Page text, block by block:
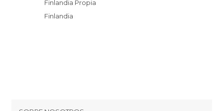
Finlandia Propia
Finlandia